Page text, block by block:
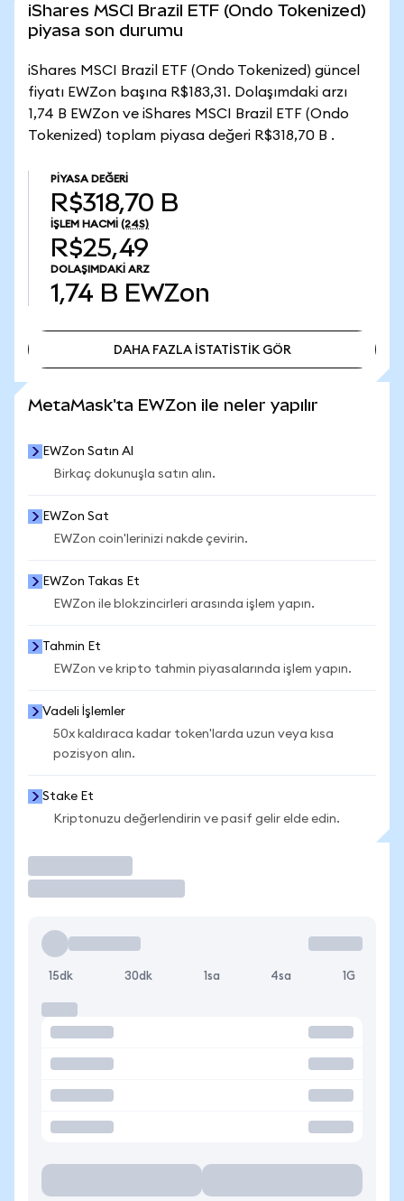
iShares MSCI Brazil ETF (Ondo Tokenized)
piyasa son durumu
iShares MSCI Brazil ETF (Ondo Tokenized) güncel
fiyatı EWZon başına R$183,31. Dolaşımdaki arzı
1,74 B EWZon ve iShares MSCI Brazil ETF (Ondo
Tokenized) toplam piyasa değeri R$318,70 B .
PIYASA DEĞERI
R$318,70 B
İŞLEM HACMI (24S)
R$25,49
DOLAŞIMDAKI ARZ
1,74 B EWZon
DAHA FAZLA İSTATİSTİK GÖR
MetaMask'ta EWZon ile neler yapılır
EWZon Satın Al
Birkaç dokunuşla satın alın.
EWZon Sat
EWZon coin'lerinizi nakde çevirin.
EWZon Takas Et
EWZon ile blokzincirleri arasında işlem yapın.
Tahmin Et
EWZon ve kripto tahmin piyasalarında işlem yapın.
Vadeli İşlemler
50x kaldıraca kadar token'larda uzun veya kısa
pozisyon alın.
Stake Et
Kriptonuzu değerlendirin ve pasif gelir elde edin.
15dk 30dk 1sa 4sa 1G